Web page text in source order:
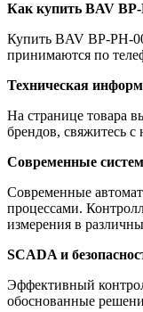
Как купить BAV BP-
Купить BAV BP-PH-
принимаются по
Техническая
На странице товара
брендов, свяжитесь
Современные
Современные
процессами.
измерения в
SCADA и
Эффективный
обоснованные